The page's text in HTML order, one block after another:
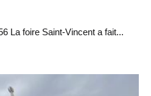
La foire Saint-Vincent a fait...